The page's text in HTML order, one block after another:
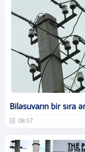
Biləsuvarın bir sıra
08:57